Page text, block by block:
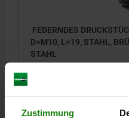
Zustimmung
FEDERNDES
D=M10, L=19, STAHL,
STAHL